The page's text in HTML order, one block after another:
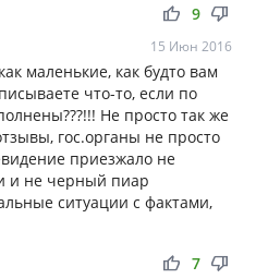
thumb_up thumb_down
9
15 Июн 2016
маленькие, как будто вам
что-то, если по
Не просто так же
гос.органы не просто
приезжало не
и не черный пиар
ситуации с фактами,
thumb_up thumb_down
7